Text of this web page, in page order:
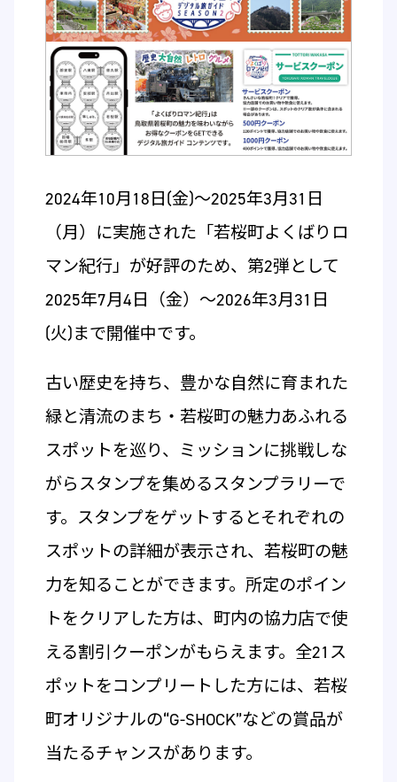
2024年10月18日(金)～2025年3月31日
（月）に実施された「若桜町よくばりロ
マン紀行」が好評のため、第2弾として
2025年7月4日（金）～2026年3月31日
(火)まで開催中です。
古い歴史を持ち、豊かな自然に育まれた
緑と清流のまち・若桜町の魅力あふれる
スポットを巡り、ミッションに挑戦しな
がらスタンプを集めるスタンプラリーで
す。スタンプをゲットするとそれぞれの
スポットの詳細が表示され、若桜町の魅
力を知ることができます。所定のポイン
トをクリアした方は、町内の協力店で使
える割引クーポンがもらえます。全21ス
ポットをコンプリートした方には、若桜
町オリジナルの“G-SHOCK”などの賞品が
当たるチャンスがあります。